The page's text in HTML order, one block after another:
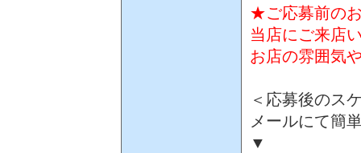
★ご応募前の
当店にご来店
お店の雰囲気
＜応募後のス
メールにて簡
▼